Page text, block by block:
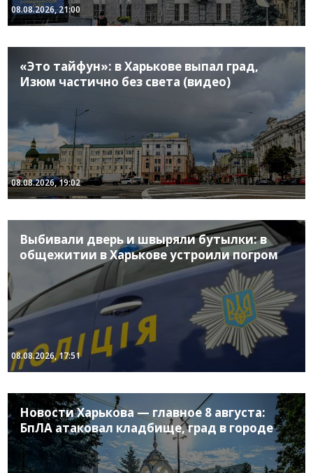
08.08.2026, 21:00
«Это тайфун»: в Харькове выпал град,
Изюм частично без света (видео)
08.08.2026, 19:02
Выбивали дверь и швыряли бутылки: в
общежитии в Харькове устроили погром
08.08.2026, 17:51
Новости Харькова — главное 8 августа:
БпЛА атаковал кладбище, град в городе